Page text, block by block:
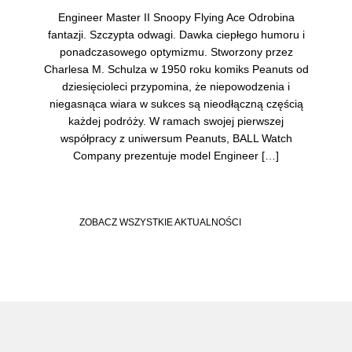
Engineer Master II Snoopy Flying Ace Odrobina
fantazji. Szczypta odwagi. Dawka ciepłego humoru i
ponadczasowego optymizmu. Stworzony przez
Charlesa M. Schulza w 1950 roku komiks Peanuts od
dziesięcioleci przypomina, że niepowodzenia i
niegasnąca wiara w sukces są nieodłączną częścią
każdej podróży. W ramach swojej pierwszej
współpracy z uniwersum Peanuts, BALL Watch
Company prezentuje model Engineer […]
ZOBACZ WSZYSTKIE AKTUALNOŚCI